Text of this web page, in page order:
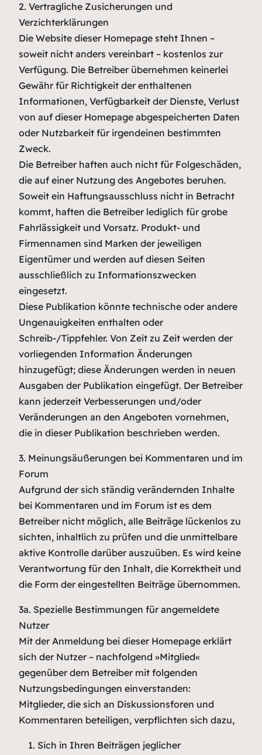
2. Vertragliche Zusicherungen und
Verzichterklärungen
Die Website dieser Homepage steht Ihnen –
soweit nicht anders vereinbart – kostenlos zur
Verfügung. Die Betreiber übernehmen keinerlei
Gewähr für Richtigkeit der enthaltenen
Informationen, Verfügbarkeit der Dienste, Verlust
von auf dieser Homepage abgespeicherten Daten
oder Nutzbarkeit für irgendeinen bestimmten
Zweck.
Die Betreiber haften auch nicht für Folgeschäden,
die auf einer Nutzung des Angebotes beruhen.
Soweit ein Haftungsausschluss nicht in Betracht
kommt, haften die Betreiber lediglich für grobe
Fahrlässigkeit und Vorsatz. Produkt- und
Firmennamen sind Marken der jeweiligen
Eigentümer und werden auf diesen Seiten
ausschließlich zu Informationszwecken
eingesetzt.
Diese Publikation könnte technische oder andere
Ungenauigkeiten enthalten oder
Schreib-/Tippfehler. Von Zeit zu Zeit werden der
vorliegenden Information Änderungen
hinzugefügt; diese Änderungen werden in neuen
Ausgaben der Publikation eingefügt. Der Betreiber
kann jederzeit Verbesserungen und/oder
Veränderungen an den Angeboten vornehmen,
die in dieser Publikation beschrieben werden.
3. Meinungsäußerungen bei Kommentaren und im
Forum
Aufgrund der sich ständig verändernden Inhalte
bei Kommentaren und im Forum ist es dem
Betreiber nicht möglich, alle Beiträge lückenlos zu
sichten, inhaltlich zu prüfen und die unmittelbare
aktive Kontrolle darüber auszuüben. Es wird keine
Verantwortung für den Inhalt, die Korrektheit und
die Form der eingestellten Beiträge übernommen.
3a. Spezielle Bestimmungen für angemeldete
Nutzer
Mit der Anmeldung bei dieser Homepage erklärt
sich der Nutzer – nachfolgend »Mitglied«
gegenüber dem Betreiber mit folgenden
Nutzungsbedingungen einverstanden:
Mitglieder, die sich an Diskussionsforen und
Kommentaren beteiligen, verpflichten sich dazu,
1. Sich in Ihren Beiträgen jeglicher